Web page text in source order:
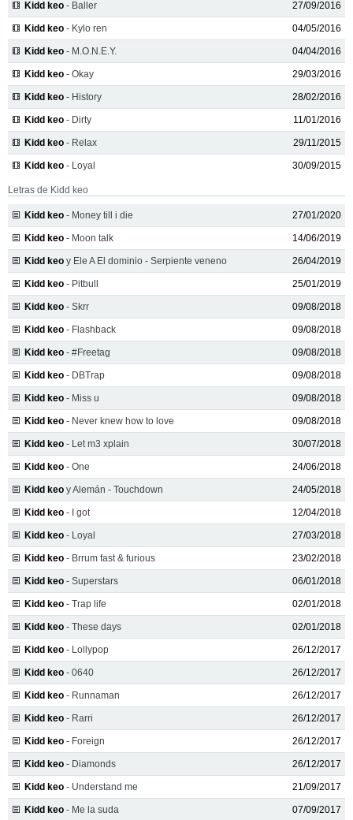
Kidd keo - Baller 27/09/2016
Kidd keo - Kylo ren 04/05/2016
Kidd keo - M.O.N.E.Y. 04/04/2016
Kidd keo - Okay 29/03/2016
Kidd keo - History 28/02/2016
Kidd keo - Dirty 11/01/2016
Kidd keo - Relax 29/11/2015
Kidd keo - Loyal 30/09/2015
Letras de Kidd keo
Kidd keo - Money till i die 27/01/2020
Kidd keo - Moon talk 14/06/2019
Kidd keo y Ele A El dominio - Serpiente veneno 26/04/2019
Kidd keo - Pitbull 25/01/2019
Kidd keo - Skrr 09/08/2018
Kidd keo - Flashback 09/08/2018
Kidd keo - #Freetag 09/08/2018
Kidd keo - DBTrap 09/08/2018
Kidd keo - Miss u 09/08/2018
Kidd keo - Never knew how to love 09/08/2018
Kidd keo - Let m3 xplain 30/07/2018
Kidd keo - One 24/06/2018
Kidd keo y Alemán - Touchdown 24/05/2018
Kidd keo - I got 12/04/2018
Kidd keo - Loyal 27/03/2018
Kidd keo - Brrum fast & furious 23/02/2018
Kidd keo - Superstars 06/01/2018
Kidd keo - Trap life 02/01/2018
Kidd keo - These days 02/01/2018
Kidd keo - Lollypop 26/12/2017
Kidd keo - 0640 26/12/2017
Kidd keo - Runnaman 26/12/2017
Kidd keo - Rarri 26/12/2017
Kidd keo - Foreign 26/12/2017
Kidd keo - Diamonds 26/12/2017
Kidd keo - Understand me 21/09/2017
Kidd keo - Me la suda 07/09/2017